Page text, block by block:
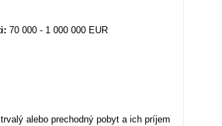
70 000 - 1 000 000 EUR
alebo prechodný pobyt a ich príjem